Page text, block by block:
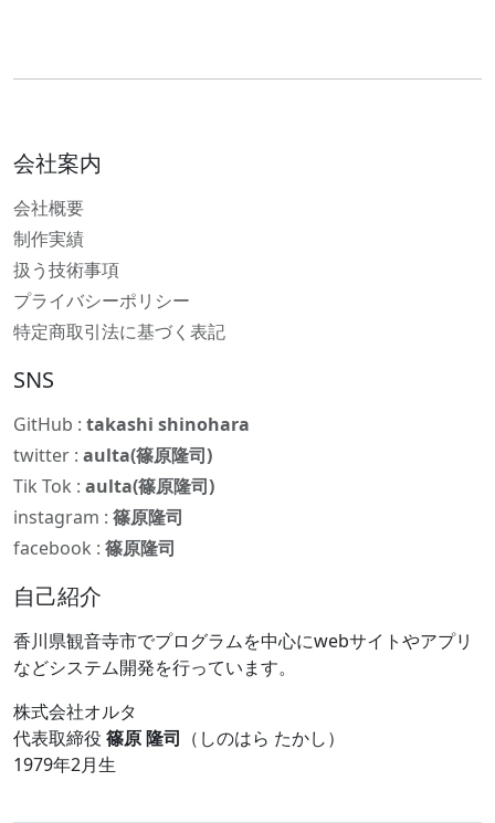
会社案内
会社概要
制作実績
扱う技術事項
プライバシーポリシー
特定商取引法に基づく表記
SNS
GitHub : takashi shinohara
twitter : aulta(篠原隆司)
Tik Tok : aulta(篠原隆司)
instagram : 篠原隆司
facebook : 篠原隆司
自己紹介
香川県観音寺市でプログラムを中心にwebサイトやアプリ
などシステム開発を行っています。
株式会社オルタ
代表取締役 篠原 隆司 （しのはら たかし）
1979年2月生